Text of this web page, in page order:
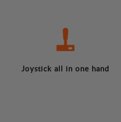
Joystick all in one hand